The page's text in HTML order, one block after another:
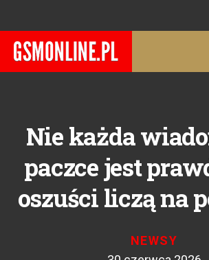
Nie każda
paczce jest
oszuści liczą na
NEWSY